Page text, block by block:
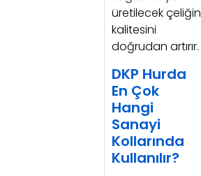
üretilecek çeliğin
kalitesini
doğrudan artırır.
DKP Hurda
En Çok
Hangi
Sanayi
Kollarında
Kullanılır?